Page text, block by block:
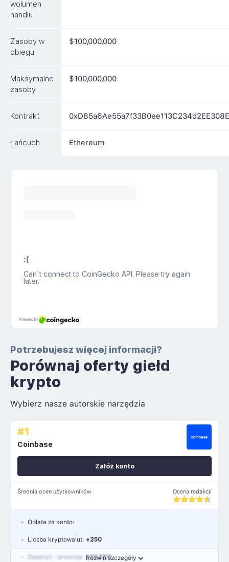
FAQ
wolumen
handlu
Zasoby w
obiegu
$100,000,000
Maksymalne
zasoby
$100,000,000
Kontrakt
Łańcuch Ethereum
Potrzebujesz więcej informacji?
Porównaj oferty giełd
krypto
Wybierz nasze autorskie narzędzia
#1
Coinbase
Średnia ocen użytkowników Ocena redakcji
Załóż konto
Rozwiń szczegóły
Opłata za konto:
Liczba kryptowalut: +250
Depozyt - prowizja: 1.99 EUR